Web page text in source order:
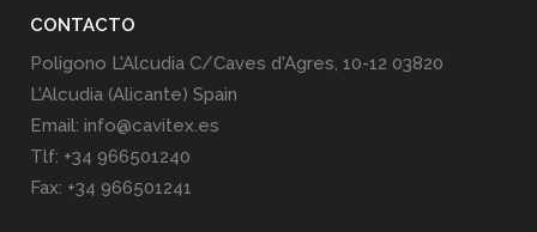
CONTACTO
Poligono L'Alcudia C/Caves d'Agres, 10-12 03820
L'Alcudia (Alicante) Spain
Email: info@cavitex.es
Tlf: +34 966501240
Fax: +34 966501241